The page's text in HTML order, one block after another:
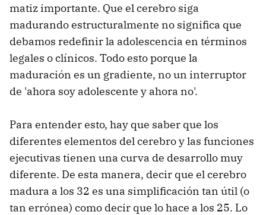
matiz importante. Que el cerebro siga
madurando estructuralmente no significa que
debamos redefinir la adolescencia en términos
legales o clínicos. Todo esto porque la
maduración es un gradiente, no un interruptor
de 'ahora soy adolescente y ahora no'.
Para entender esto, hay que saber que los
diferentes elementos del cerebro y las funciones
ejecutivas tienen una curva de desarrollo muy
diferente. De esta manera, decir que el cerebro
madura a los 32 es una simplificación tan útil (o
tan errónea) como decir que lo hace a los 25. Lo